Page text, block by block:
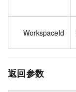
WorkspaceId
返回参数